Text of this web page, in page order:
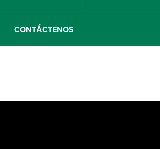
CONTÁCTENOS